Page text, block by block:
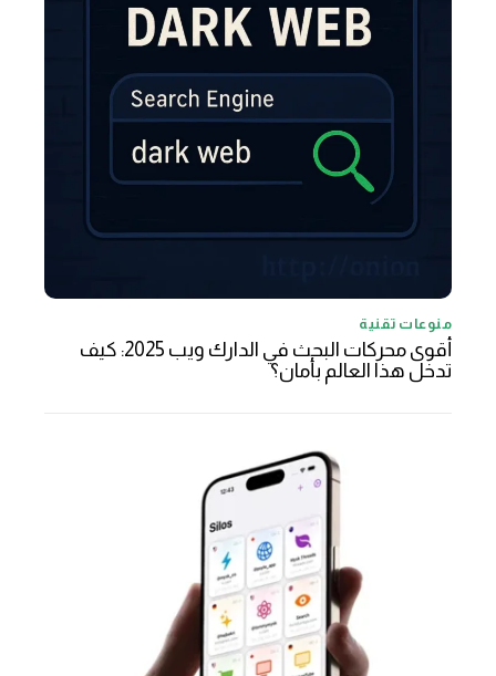
منوعات تقنية
أقوى محركات البحث في الدارك ويب 2025: كيف
تدخل هذا العالم بأمان؟